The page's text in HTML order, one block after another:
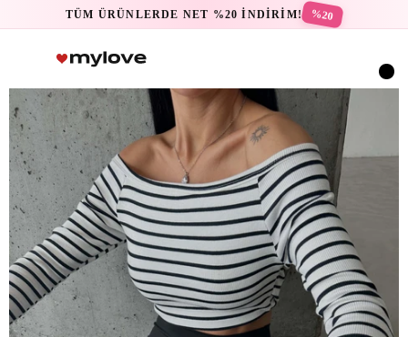
TÜM ÜRÜNLERDE NET %20 İNDİRİM! %20